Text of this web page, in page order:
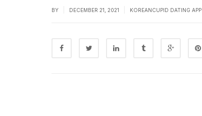
BY DECEMBER 21, 2021 KOREANCUPID DATING APP